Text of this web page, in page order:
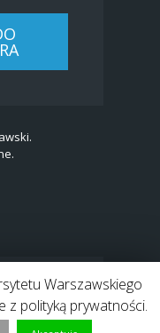
LinkedIn
Warszawskiego
z polityką prywatności.